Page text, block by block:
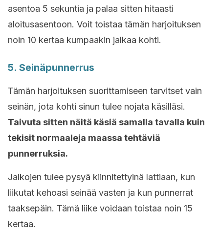
asentoa 5 sekuntia ja palaa sitten hitaasti
aloitusasentoon. Voit toistaa tämän harjoituksen
noin 10 kertaa kumpaakin jalkaa kohti.
5. Seinäpunnerrus
Tämän harjoituksen suorittamiseen tarvitset vain
seinän, jota kohti sinun tulee nojata käsilläsi.
Taivuta sitten näitä käsiä samalla tavalla kuin
tekisit normaaleja maassa tehtäviä
punnerruksia.
Jalkojen tulee pysyä kiinnitettyinä lattiaan, kun
liikutat kehoasi seinää vasten ja kun punnerrat
taaksepäin. Tämä liike voidaan toistaa noin 15
kertaa.